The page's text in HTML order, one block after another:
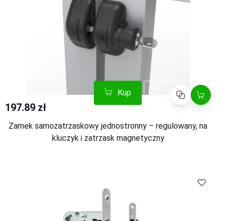
Kup Porównaj
197.89 zł
Zamek samozatrzaskowy jednostronny – regulowany, na
kluczyk i zatrzask magnetyczny